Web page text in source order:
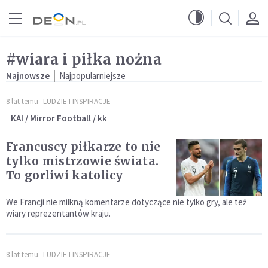
#wiara i piłka nożna
Najnowsze Najpopularniejsze
8 lat temu LUDZIE I INSPIRACJE
KAI / Mirror Football / kk
Francuscy piłkarze to nie
tylko mistrzowie świata.
To gorliwi katolicy
We Francji nie milkną komentarze dotyczące nie tylko gry, ale też
wiary reprezentantów kraju.
8 lat temu LUDZIE I INSPIRACJE